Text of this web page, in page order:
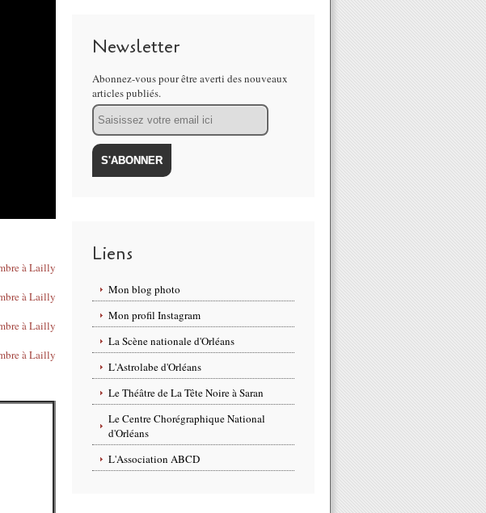
Newsletter
Abonnez-vous pour être averti des nouveaux
articles publiés.
Email
Liens
Mon blog photo
Mon profil Instagram
La Scène nationale d'Orléans
L'Astrolabe d'Orléans
Le Théâtre de La Tête Noire à Saran
Le Centre Chorégraphique National
d'Orléans
L'Association ABCD